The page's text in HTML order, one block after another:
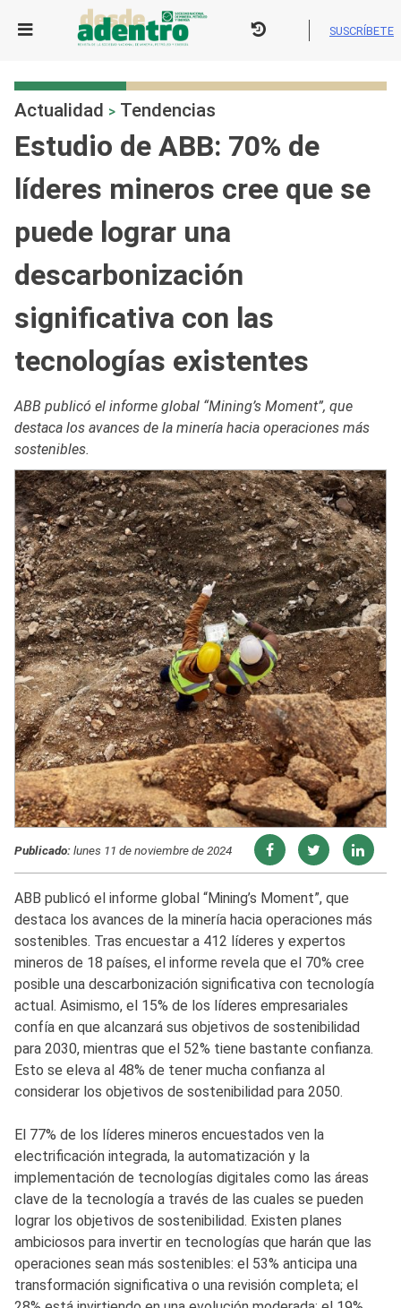
SUSCRÍBETE
Actualidad > Tendencias
Estudio de ABB: 70% de
líderes mineros cree que se
puede lograr una
descarbonización
significativa con las
tecnologías existentes
ABB publicó el informe global “Mining’s Moment”, que
destaca los avances de la minería hacia operaciones más
sostenibles.
Publicado:lunes 11 de noviembre de 2024
ABB publicó el informe global “Mining’s Moment”, que
destaca los avances de la minería hacia operaciones más
sostenibles. Tras encuestar a 412 líderes y expertos
mineros de 18 países, el informe revela que el 70% cree
posible una descarbonización significativa con tecnología
actual. Asimismo, el 15% de los líderes empresariales
confía en que alcanzará sus objetivos de sostenibilidad
para 2030, mientras que el 52% tiene bastante confianza.
Esto se eleva al 48% de tener mucha confianza al
considerar los objetivos de sostenibilidad para 2050.
El 77% de los líderes mineros encuestados ven la
electrificación integrada, la automatización y la
implementación de tecnologías digitales como las áreas
clave de la tecnología a través de las cuales se pueden
lograr los objetivos de sostenibilidad. Existen planes
ambiciosos para invertir en tecnologías que harán que las
operaciones sean más sostenibles: el 53% anticipa una
transformación significativa o una revisión completa; el